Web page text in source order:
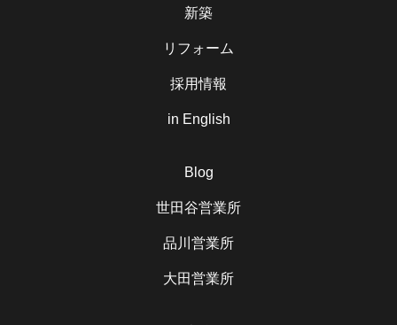
新築
リフォーム
採用情報
in English
Blog
世田谷営業所
品川営業所
大田営業所